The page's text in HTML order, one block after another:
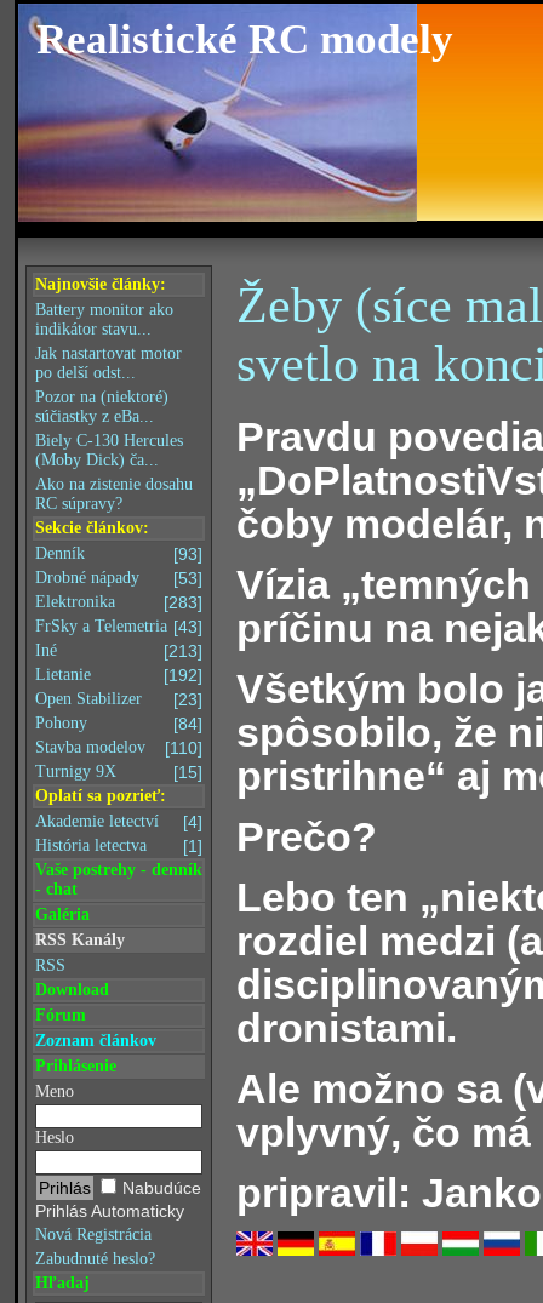
Realistické RC modely
Najnovšie články:
Battery monitor ako
indikátor stavu...
Jak nastartovat motor
po delší odst...
Pozor na (niektoré)
súčiastky z eBa...
Biely C-130 Hercules
(Moby Dick) ča...
Ako na zistenie dosahu
RC súpravy?
Sekcie článkov:
[93]
Denník
[53]
Drobné nápady
[283]
Elektronika
[43]
FrSky a Telemetria
[213]
Iné
[192]
Lietanie
[23]
Open Stabilizer
[84]
Pohony
[110]
Stavba modelov
[15]
Turnigy 9X
Oplatí sa pozrieť:
[4]
Akademie letectví
[1]
História letectva
Vaše postrehy - denník
- chat
Galéria
RSS Kanály
RSS
Download
Fórum
Zoznam článkov
Prihlásenie
Meno
Heslo
Nabudúce
Prihlás Automaticky
Nová Registrácia
Zabudnuté heslo?
Hľadaj
Žeby (síce
svetlo na
Pravdu
čoby modelár,
Vízia
príčinu na
Všetkým bolo
spôsobilo, že
pristrihne“ aj
Prečo?
Lebo ten
rozdiel medzi
dronistami.
Ale možno sa
vplyvný, čo
pripravil: